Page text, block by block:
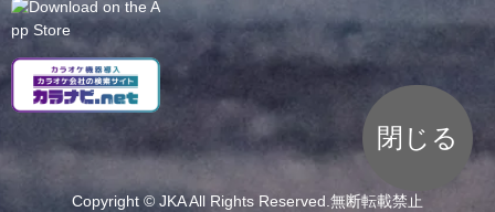
Copyright © JKAAll Rights Reserved.無断転載禁止
閉じる